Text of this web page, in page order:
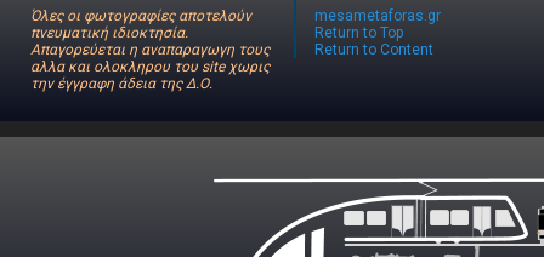
Όλες οι φωτογραφίες αποτελούν
πνευματική ιδιοκτησία.
Απαγορεύεται η αναπαραγωγη τους
αλλα και ολοκληρου του site χωρις
την έγγραφη άδεια της Δ.Ο.
mesametaforas.gr
Return to Top
Return to Content